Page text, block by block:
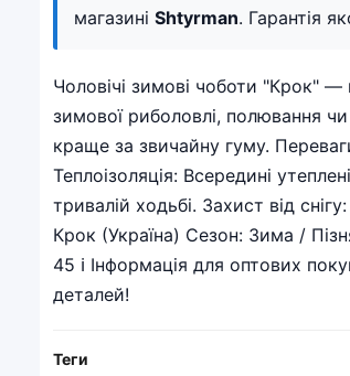
магазині Shtyrman. Гарантія
Чоловічі зимові чоботи "Крок" —
зимової риболовлі, полювання
краще за звичайну гуму.
Теплоізоляція: Всередині
тривалій ходьбі. Захист від
Крок (Україна) Сезон: Зима /
45 ℹ️ Інформація для оптових
деталей!
Теги